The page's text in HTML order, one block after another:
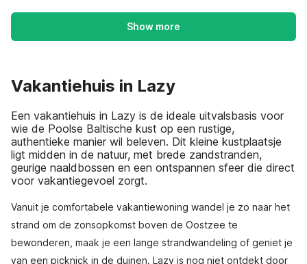
Show more
Vakantiehuis in Lazy
Een vakantiehuis in Lazy is de ideale uitvalsbasis voor
wie de Poolse Baltische kust op een rustige,
authentieke manier wil beleven. Dit kleine kustplaatsje
ligt midden in de natuur, met brede zandstranden,
geurige naaldbossen en een ontspannen sfeer die direct
voor vakantiegevoel zorgt.
Vanuit je comfortabele vakantiewoning wandel je zo naar het
strand om de zonsopkomst boven de Oostzee te
bewonderen, maak je een lange strandwandeling of geniet je
van een picknick in de duinen. Lazy is nog niet ontdekt door